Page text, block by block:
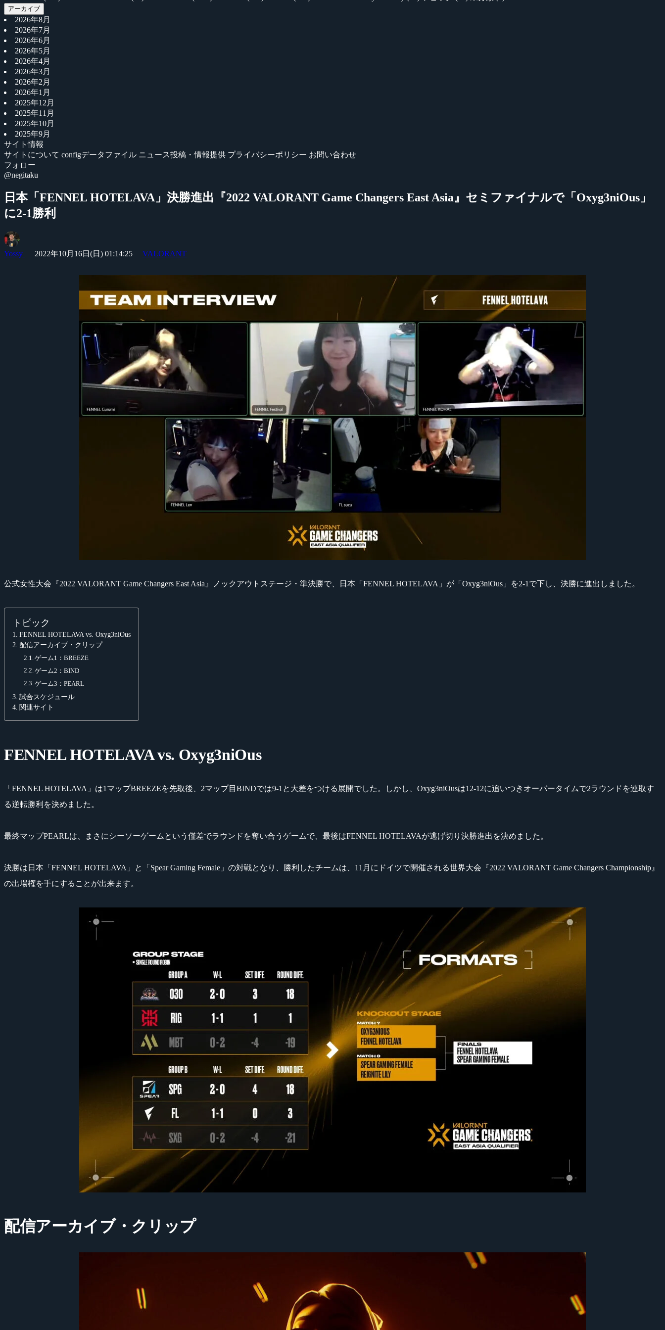
アーカイブ
2026年8月
2026年7月
2026年6月
2026年5月
2026年4月
2026年3月
2026年2月
2026年1月
2025年12月
2025年11月
2025年10月
2025年9月
サイト情報
サイトについて configデータファイル ニュース投稿・情報提供 プライバシーポリシー お問い合わせ
フォロー
@negitaku
日本「FENNEL HOTELAVA」決勝進出『2022 VALORANT Game Changers East Asia』セミファイナルで「Oxyg3niOus」
に2-1勝利
Yossy 2022年10月16日(日) 01:14:25 VALORANT
公式女性大会『2022 VALORANT Game Changers East Asia』ノックアウトステージ・準決勝で、日本「FENNEL HOTELAVA」が「Oxyg3niOus」を2-1で下し、決勝に進出しました。
トピック
FENNEL HOTELAVA vs. Oxyg3niOus
配信アーカイブ・クリップ
ゲーム1：BREEZE
ゲーム2：BIND
ゲーム3：PEARL
試合スケジュール
関連サイト
FENNEL HOTELAVA vs. Oxyg3niOus
「FENNEL HOTELAVA」は1マップBREEZEを先取後、2マップ目BINDでは9-1と大差をつける展開でした。しかし、Oxyg3niOusは12-12に追いつきオーバータイムで2ラウンドを連取す
る逆転勝利を決めました。
最終マップPEARLは、まさにシーソーゲームという僅差でラウンドを奪い合うゲームで、最後はFENNEL HOTELAVAが逃げ切り決勝進出を決めました。
決勝は日本「FENNEL HOTELAVA」と「Spear Gaming Female」の対戦となり、勝利したチームは、11月にドイツで開催される世界大会『2022 VALORANT Game Changers Championship』
の出場権を手にすることが出来ます。
配信アーカイブ・クリップ